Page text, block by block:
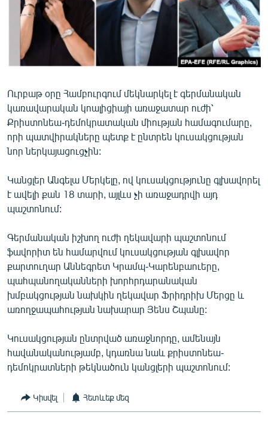
ՄՇԱԿՈՒՅԹ
ՍՊՈՐՏ
ՄԵԿՆԱԲԱՆՈՒԹՅՈՒՆ
ՏՏ ԵՒ ԻՆՏԵՐՆԵՏ
ԿՈՐՈՆԱՎԻՐՈՒՍ
ԱՐԽԻՎ
ՏԵՍԱՆՅՈՒԹԵՐ
ԲԱՆԱՎԵՃ
ՁԳՏԵԼՈՎ ԼԱՎԱԳՈՒՅՆԻՆ
ՓՈԴՔԱՍԹ
English
Русский
ՀԵՏԵՎԵՔ ՄԵԶ
Ուրբաթ օրը Համբուրգում մեկնարկել է գերմանական
կառավարական կոալիցիայի առաջատար ուժի՝
Քրիստոնեա-դեմոկրատական միության համագումարը,
որի պատվիրակները պետք է ընտրեն կուսակցության
նոր ներկայացուցչին:
Կանցլեր Անգելա Մերկելը, ով կուսակցությունը գլխավորել
է ավելի քան 18 տարի, այլևս չի առաջադրվի այդ
պաշտոնում:
Գերմանական իշխող ուժի ղեկավարի պաշտոնում
ֆավորիտ են համարվում կուսակցության գլխավոր
քարտուղար Աննեգրետ Կրամպ-Կարենբաուերը,
պահպանողականների խորհրդարանական
խմբակցության նախկին ղեկավար Ֆրիդրիխ Մերցը և
առողջապահության նախարար Յենս Շպանը:
Կուսակցության ընտրված առաջնորդը, ամենայն
հավանականությամբ, կդառնա նաև քրիստոնեա-
դեմոկրատների թեկնածուն կանցլերի պաշտոնում:
Կիսվել Հետևեք մեզ